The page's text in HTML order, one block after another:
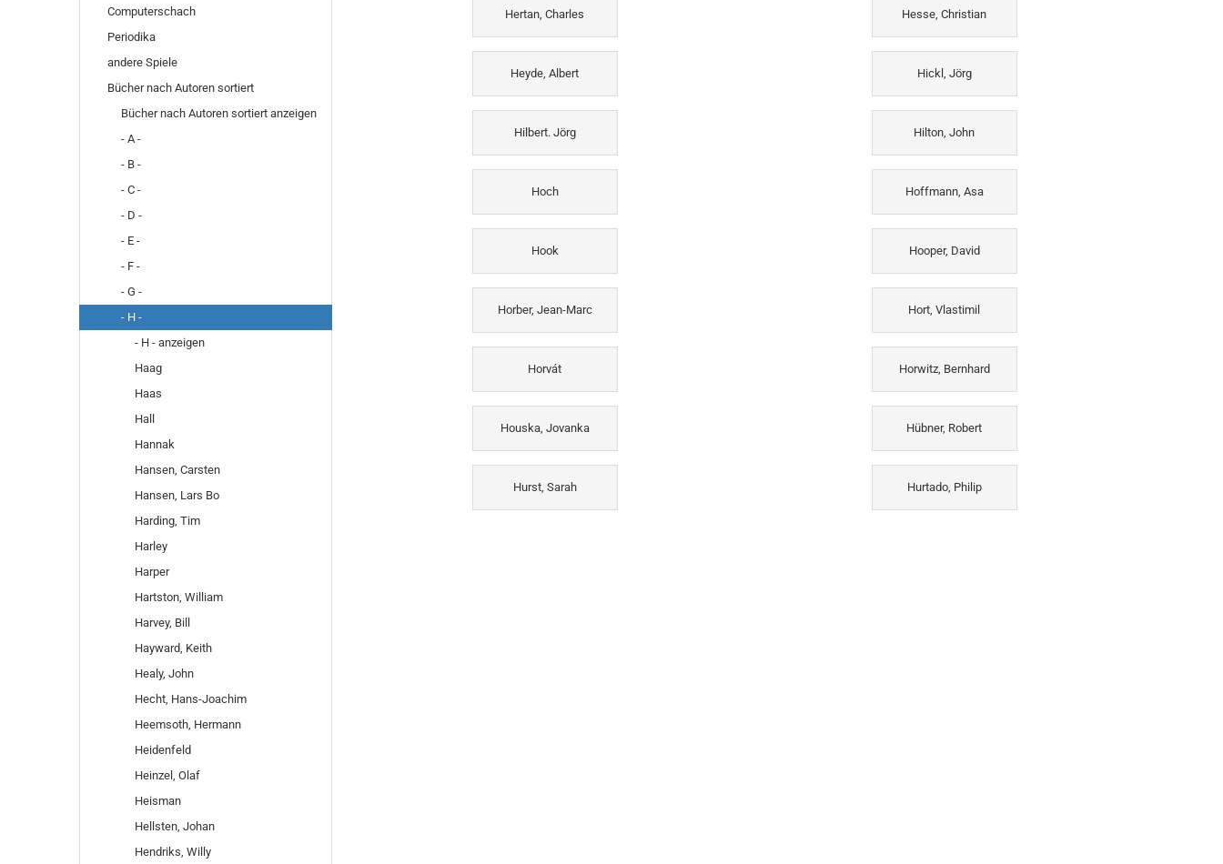
Hertan, Charles Hesse, Christian
Heyde, Albert Hickl, Jörg
Hilbert. Jörg Hilton, John
Hoch Hoffmann, Asa
Hook Hooper, David
Horber, Jean-Marc Hort, Vlastimil
Horvát Horwitz, Bernhard
Houska, Jovanka Hübner, Robert
Hurst, Sarah Hurtado, Philip
Computerschach
Periodika
andere Spiele
Bücher nach Autoren sortiert
Bücher nach Autoren sortiert anzeigen
- A -
- B -
- C -
- D -
- E -
- F -
- G -
- H -
- H - anzeigen
Haag
Haas
Hall
Hannak
Hansen, Carsten
Hansen, Lars Bo
Harding, Tim
Harley
Harper
Hartston, William
Harvey, Bill
Hayward, Keith
Healy, John
Hecht, Hans-Joachim
Heemsoth, Hermann
Heidenfeld
Heinzel, Olaf
Heisman
Hellsten, Johan
Hendriks, Willy